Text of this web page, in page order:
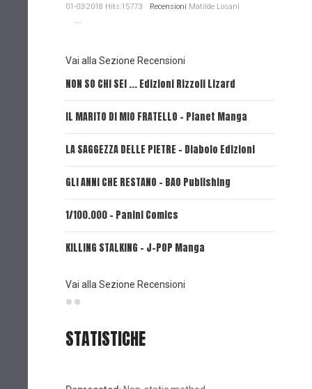
01-03-2018 Hits:15773 Recensioni Matilde Losani
Vai alla Sezione Recensioni
NON SO CHI SEI ... Edizioni Rizzoli Lizard
IL MARITO DI MIO FRATELLO - Planet Manga
LA SAGGEZZA DELLE PIETRE - Diabolo Edizioni
GLI ANNI CHE RESTANO - BAO Publishing
1/100.000 - Panini Comics
KILLING STALKING - J-POP Manga
Vai alla Sezione Recensioni
STATISTICHE